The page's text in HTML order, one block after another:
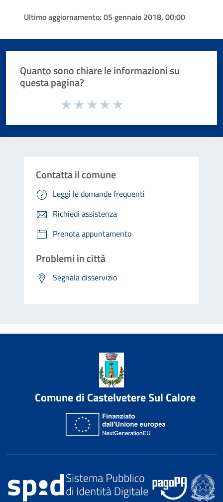
Ultimo aggiornamento: 05 gennaio 2018, 00:00
Quanto sono chiare le informazioni su
questa pagina?
Valuta da 1 a 5 stelle la pagina
Contatta il comune
Leggi le domande frequenti
Richiedi assistenza
Prenota appuntamento
Problemi in città
Segnala disservizio
Comune di Castelvetere Sul Calore